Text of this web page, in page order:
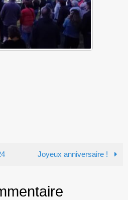
Joyeux anniversaire !